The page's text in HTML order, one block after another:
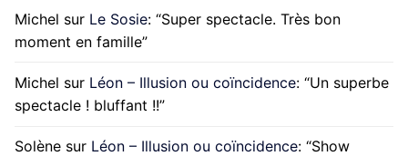
Michel sur Le Sosie: “Super spectacle. Très bon
moment en famille”
Michel sur Léon – Illusion ou coïncidence: “Un superbe
spectacle ! bluffant !!”
Solène sur Léon – Illusion ou coïncidence: “Show